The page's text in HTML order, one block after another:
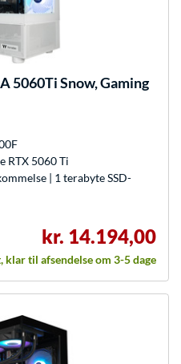
5060Ti Snow, Gaming
RTX 5060 Ti
| 1 terabyte SSD-
kr. 14.194,00
klar til afsendelse om 3-5 dage